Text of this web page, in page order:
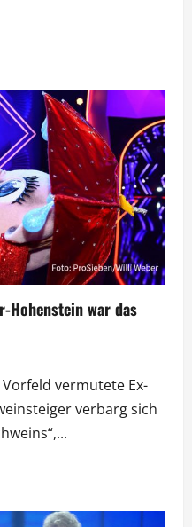
Hohenstein war das
vermutete Ex-
verbarg sich